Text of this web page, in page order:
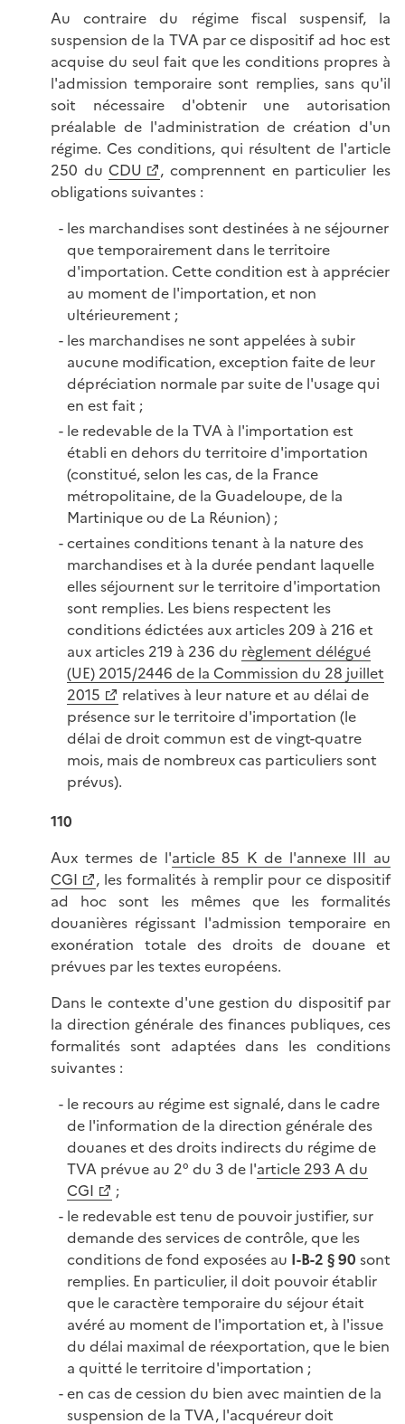
Au contraire du régime fiscal suspensif, la
suspension de la TVA par ce dispositif ad hoc est
acquise du seul fait que les conditions propres à
l'admission temporaire sont remplies, sans qu'il
soit nécessaire d'obtenir une autorisation
préalable de l'administration de création d'un
régime. Ces conditions, qui résultent de l'article
250 du CDU
, comprennent en particulier les
obligations suivantes :
les marchandises sont destinées à ne séjourner
que temporairement dans le territoire
d'importation. Cette condition est à apprécier
au moment de l'importation, et non
ultérieurement ;
les marchandises ne sont appelées à subir
aucune modification, exception faite de leur
dépréciation normale par suite de l'usage qui
en est fait ;
le redevable de la TVA à l'importation est
établi en dehors du territoire d'importation
(constitué, selon les cas, de la France
métropolitaine, de la Guadeloupe, de la
Martinique ou de La Réunion) ;
certaines conditions tenant à la nature des
marchandises et à la durée pendant laquelle
elles séjournent sur le territoire d'importation
sont remplies. Les biens respectent les
conditions édictées aux articles 209 à 216 et
aux articles 219 à 236 du règlement délégué
(UE) 2015/2446 de la Commission du 28 juillet
2015
relatives à leur nature et au délai de
présence sur le territoire d'importation (le
délai de droit commun est de vingt-quatre
mois, mais de nombreux cas particuliers sont
prévus).
110
Aux termes de l'article 85 K de l'annexe III au
CGI
, les formalités à remplir pour ce dispositif
ad hoc sont les mêmes que les formalités
douanières régissant l'admission temporaire en
exonération totale des droits de douane et
prévues par les textes européens.
Dans le contexte d'une gestion du dispositif par
la direction générale des finances publiques, ces
formalités sont adaptées dans les conditions
suivantes :
le recours au régime est signalé, dans le cadre
de l'information de la direction générale des
douanes et des droits indirects du régime de
TVA prévue au 2° du 3 de l'article 293 A du
CGI
;
le redevable est tenu de pouvoir justifier, sur
demande des services de contrôle, que les
conditions de fond exposées au I-B-2 § 90 sont
remplies. En particulier, il doit pouvoir établir
que le caractère temporaire du séjour était
avéré au moment de l'importation et, à l'issue
du délai maximal de réexportation, que le bien
a quitté le territoire d'importation ;
en cas de cession du bien avec maintien de la
suspension de la TVA, l'acquéreur doit